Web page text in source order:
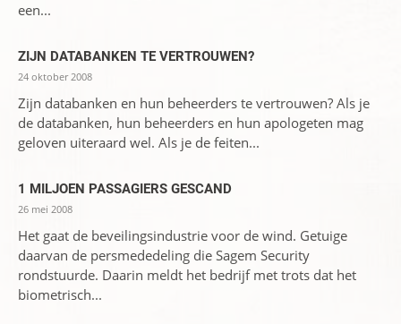
een...
ZIJN DATABANKEN TE VERTROUWEN?
24 oktober 2008
Zijn databanken en hun beheerders te vertrouwen? Als je
de databanken, hun beheerders en hun apologeten mag
geloven uiteraard wel. Als je de feiten...
1 MILJOEN PASSAGIERS GESCAND
26 mei 2008
Het gaat de beveilingsindustrie voor de wind. Getuige
daarvan de persmededeling die Sagem Security
rondstuurde. Daarin meldt het bedrijf met trots dat het
biometrisch...